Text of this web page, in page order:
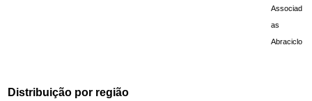
Associad
as
Abraciclo
Distribuição por região